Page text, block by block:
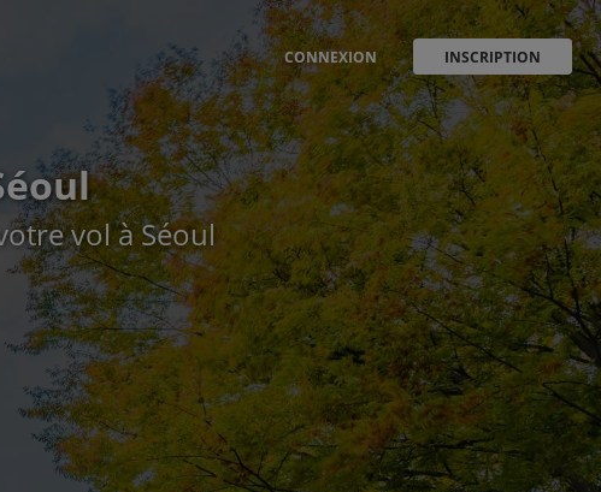
CONNEXION INSCRIPTION
vol à Séoul